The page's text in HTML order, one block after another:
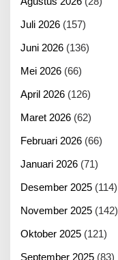
Juli 2026 (157)
Juni 2026 (136)
Mei 2026 (66)
April 2026 (126)
Maret 2026 (62)
Februari 2026 (66)
Januari 2026 (71)
Desember 2025 (114)
November 2025 (142)
Oktober 2025 (121)
September 2025 (83)